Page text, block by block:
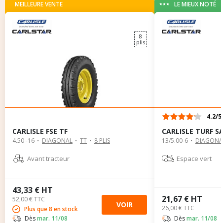
MEILLEURE VENTE
8
plis
CARLISLE FSE TF
4.50 -16 DIAGONAL TT 8 PLIS
Avant tracteur
43,33 € HT
52,00 € TTC
Plus que 8 en stock
Dèsmar. 11/08
VOIR
LE MIEUX NOTÉ
4.2/5
CARLISLE TURF
13/5.00-6
Espace vert
21,67 € HT
26,00 € TTC
Dèsmar. 11/08